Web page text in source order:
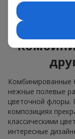
которые
просто как
Комбинированные
нежные полевые
цветочной флоры.
композициях
классическими
интересные